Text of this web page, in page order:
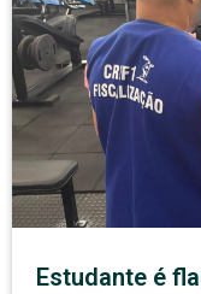
Estudante é